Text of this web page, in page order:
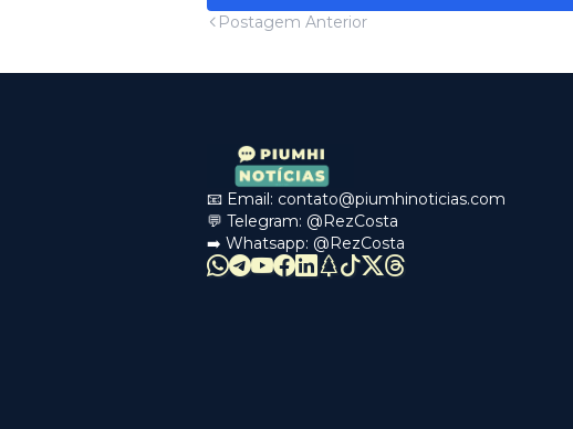
Postagem Anterior
📧 Email: contato@piumhinoticias.com
💬 Telegram: @RezCosta
➡️ Whatsapp: @RezCosta